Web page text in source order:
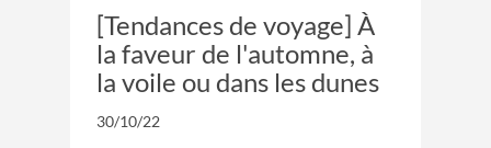
[Tendances de voyage] À
la faveur de l'automne, à
la voile ou dans les dunes
30/10/22